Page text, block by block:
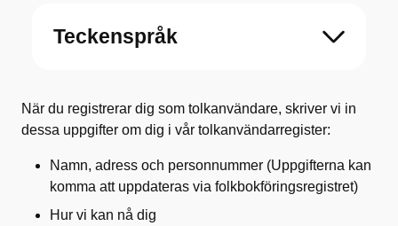
Teckenspråk
När du registrerar dig som tolkanvändare, skriver vi in
dessa uppgifter om dig i vår tolkanvändarregister:
Namn, adress och personnummer (Uppgifterna kan
komma att uppdateras via folkbokföringsregistret)
Hur vi kan nå dig